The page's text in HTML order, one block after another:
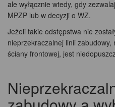
ale wyłącznie wtedy, gdy
MPZP lub w decyzji o WZ.
Jeżeli takie odstępstwa nie
nieprzekraczalnej linii
ściany frontowej, jest